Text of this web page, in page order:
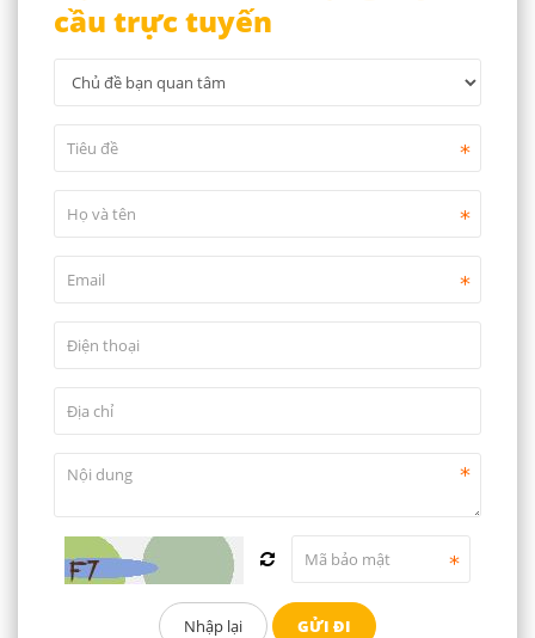
cầu trực tuyến